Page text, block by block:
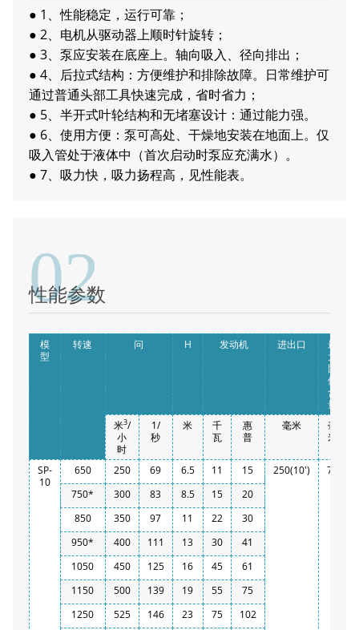
● 1、性能稳定，运行可靠；
● 2、电机从驱动器上顺时针旋转；
● 3、泵应安装在底座上。轴向吸入、径向排出；
● 4、后拉式结构：方便维护和排除故障。日常维护可
通过普通头部工具快速完成，省时省力；
● 5、半开式叶轮结构和无堵塞设计：通过能力强。
● 6、使用方便：泵可高处、干燥地安装在地面上。仅
吸入管处于液体中（首次启动时泵应充满水）。
● 7、吸力快，吸力扬程高，见性能表。
02
性能参数
模
型
转速 问 H 发动机 进出口
最
大
固
体
含
量
米3/
小
时
1/
秒
米
千
瓦
惠
普
毫米
毫
米
SP-
10
650 250 69 6.5 11 15 250(10') 76
750*
300 83 8.5 15 20
850
350 97 11 22 30
950*
400 111 13 30 41
1050
450 125 16 45 61
1150
500 139 19 55 75
1250
525 146 23 75 102